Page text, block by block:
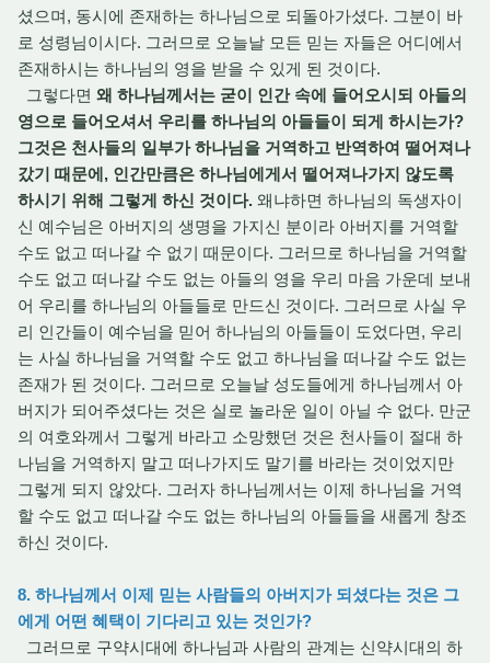
셨으며, 동시에 존재하는 하나님으로 되돌아가셨다. 그분이 바
로 성령님이시다. 그러므로 오늘날 모든 믿는 자들은 어디에서
존재하시는 하나님의 영을 받을 수 있게 된 것이다.
그렇다면 왜 하나님께서는 굳이 인간 속에 들어오시되 아들의
영으로 들어오셔서 우리를 하나님의 아들들이 되게 하시는가?
그것은 천사들의 일부가 하나님을 거역하고 반역하여 떨어져나
갔기 때문에, 인간만큼은 하나님에게서 떨어져나가지 않도록
하시기 위해 그렇게 하신 것이다. 왜냐하면 하나님의 독생자이
신 예수님은 아버지의 생명을 가지신 분이라 아버지를 거역할
수도 없고 떠나갈 수 없기 때문이다. 그러므로 하나님을 거역할
수도 없고 떠나갈 수도 없는 아들의 영을 우리 마음 가운데 보내
어 우리를 하나님의 아들들로 만드신 것이다. 그러므로 사실 우
리 인간들이 예수님을 믿어 하나님의 아들들이 도었다면, 우리
는 사실 하나님을 거역할 수도 없고 하나님을 떠나갈 수도 없는
존재가 된 것이다. 그러므로 오늘날 성도들에게 하나님께서 아
버지가 되어주셨다는 것은 실로 놀라운 일이 아닐 수 없다. 만군
의 여호와께서 그렇게 바라고 소망했던 것은 천사들이 절대 하
나님을 거역하지 말고 떠나가지도 말기를 바라는 것이었지만
그렇게 되지 않았다. 그러자 하나님께서는 이제 하나님을 거역
할 수도 없고 떠나갈 수도 없는 하나님의 아들들을 새롭게 창조
하신 것이다.
8. 하나님께서 이제 믿는 사람들의 아버지가 되셨다는 것은 그
에게 어떤 혜택이 기다리고 있는 것인가?
그러므로 구약시대에 하나님과 사람의 관계는 신약시대의 하